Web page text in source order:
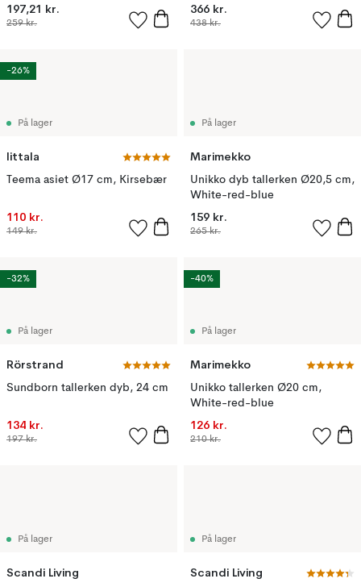
197,21 kr.
259 kr.
366 kr.
438 kr.
På lager
Iittala
Teema asiet Ø17 cm, Kirsebær
110 kr.
149 kr.
-26%
På lager
Marimekko
Unikko dyb tallerken Ø20,5 cm,
White-red-blue
159 kr.
265 kr.
På lager
Rörstrand
Sundborn tallerken dyb, 24 cm
134 kr.
197 kr.
-32%
På lager
Marimekko
Unikko tallerken Ø20 cm,
White-red-blue
126 kr.
210 kr.
-40%
På lager
Scandi Living
På lager
Scandi Living